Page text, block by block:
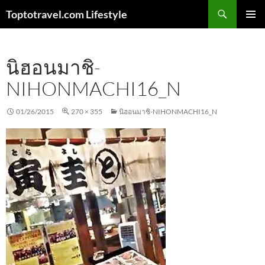
Toptotravel.com Lifestyle
นิฮอนมาชิ-
NIHONMACHI16_N
01/26/2015 270 × 355 นิฮอนมาชิ-NIHONMACHI16_N